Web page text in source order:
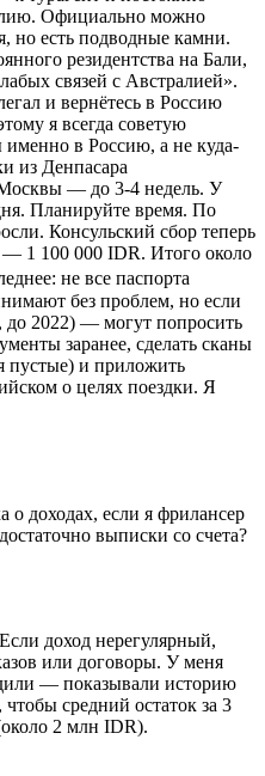
Официально можно
но есть подводные камни.
резидентства на Бали,
связей с Австралией».
и вернётесь в Россию
я всегда советую
в Россию, а не куда-
из Денпасара
— до 3-4 недель. У
Планируйте время. По
Консульский сбор теперь
1 100 000 IDR. Итого около
не все паспорта
без проблем, но если
2022) — могут попросить
заранее, сделать сканы
пустые) и приложить
о целях поездки. Я
о доходах, если я фрилансер
выписки со счета?
доход нерегулярный,
или договоры. У меня
— показывали историю
средний остаток за 3
2 млн IDR).